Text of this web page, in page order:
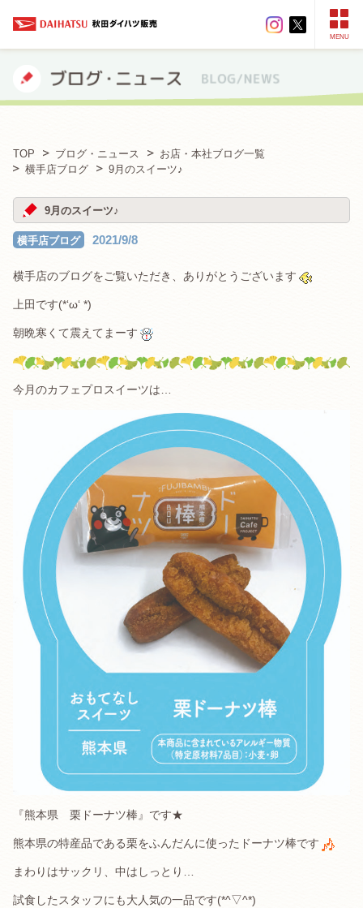
MENU
TOP ブログ・ニュース
お店・本社ブログ一覧
横手店ブログ
9月のスイーツ♪
9月のスイーツ♪
横手店ブログ 2021/9/8
横手店のブログをご覧いただき、ありがとうございます
上田です(*‘ω‘ *)
朝晩寒くて震えてまーす
今月のカフェプロスイーツは…
『熊本県 栗ドーナツ棒』です★
熊本県の特産品である栗をふんだんに使ったドーナツ棒です
まわりはサックリ、中はしっとり…
試食したスタッフにも大人気の一品です(*^▽^*)